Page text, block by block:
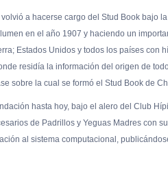
a hacerse cargo del Stud Book bajo
en el año 1907 y haciendo un
Estados Unidos y todos los países con
residía la información del origen de
sobre la cual se formó el Stud Book de
hasta hoy, bajo el alero del Club
de Padrillos y Yeguas Madres con
al sistema computacional,